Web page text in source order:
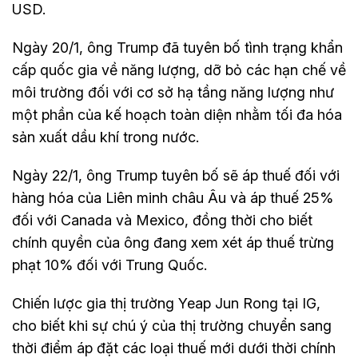
USD.
Ngày 20/1, ông Trump đã tuyên bố tình trạng khẩn
cấp quốc gia về năng lượng, dỡ bỏ các hạn chế về
môi trường đối với cơ sở hạ tầng năng lượng như
một phần của kế hoạch toàn diện nhằm tối đa hóa
sản xuất dầu khí trong nước.
Ngày 22/1, ông Trump tuyên bố sẽ áp thuế đối với
hàng hóa của Liên minh châu Âu và áp thuế 25%
đối với Canada và Mexico, đồng thời cho biết
chính quyền của ông đang xem xét áp thuế trừng
phạt 10% đối với Trung Quốc.
Chiến lược gia thị trường Yeap Jun Rong tại IG,
cho biết khi sự chú ý của thị trường chuyển sang
thời điểm áp đặt các loại thuế mới dưới thời chính